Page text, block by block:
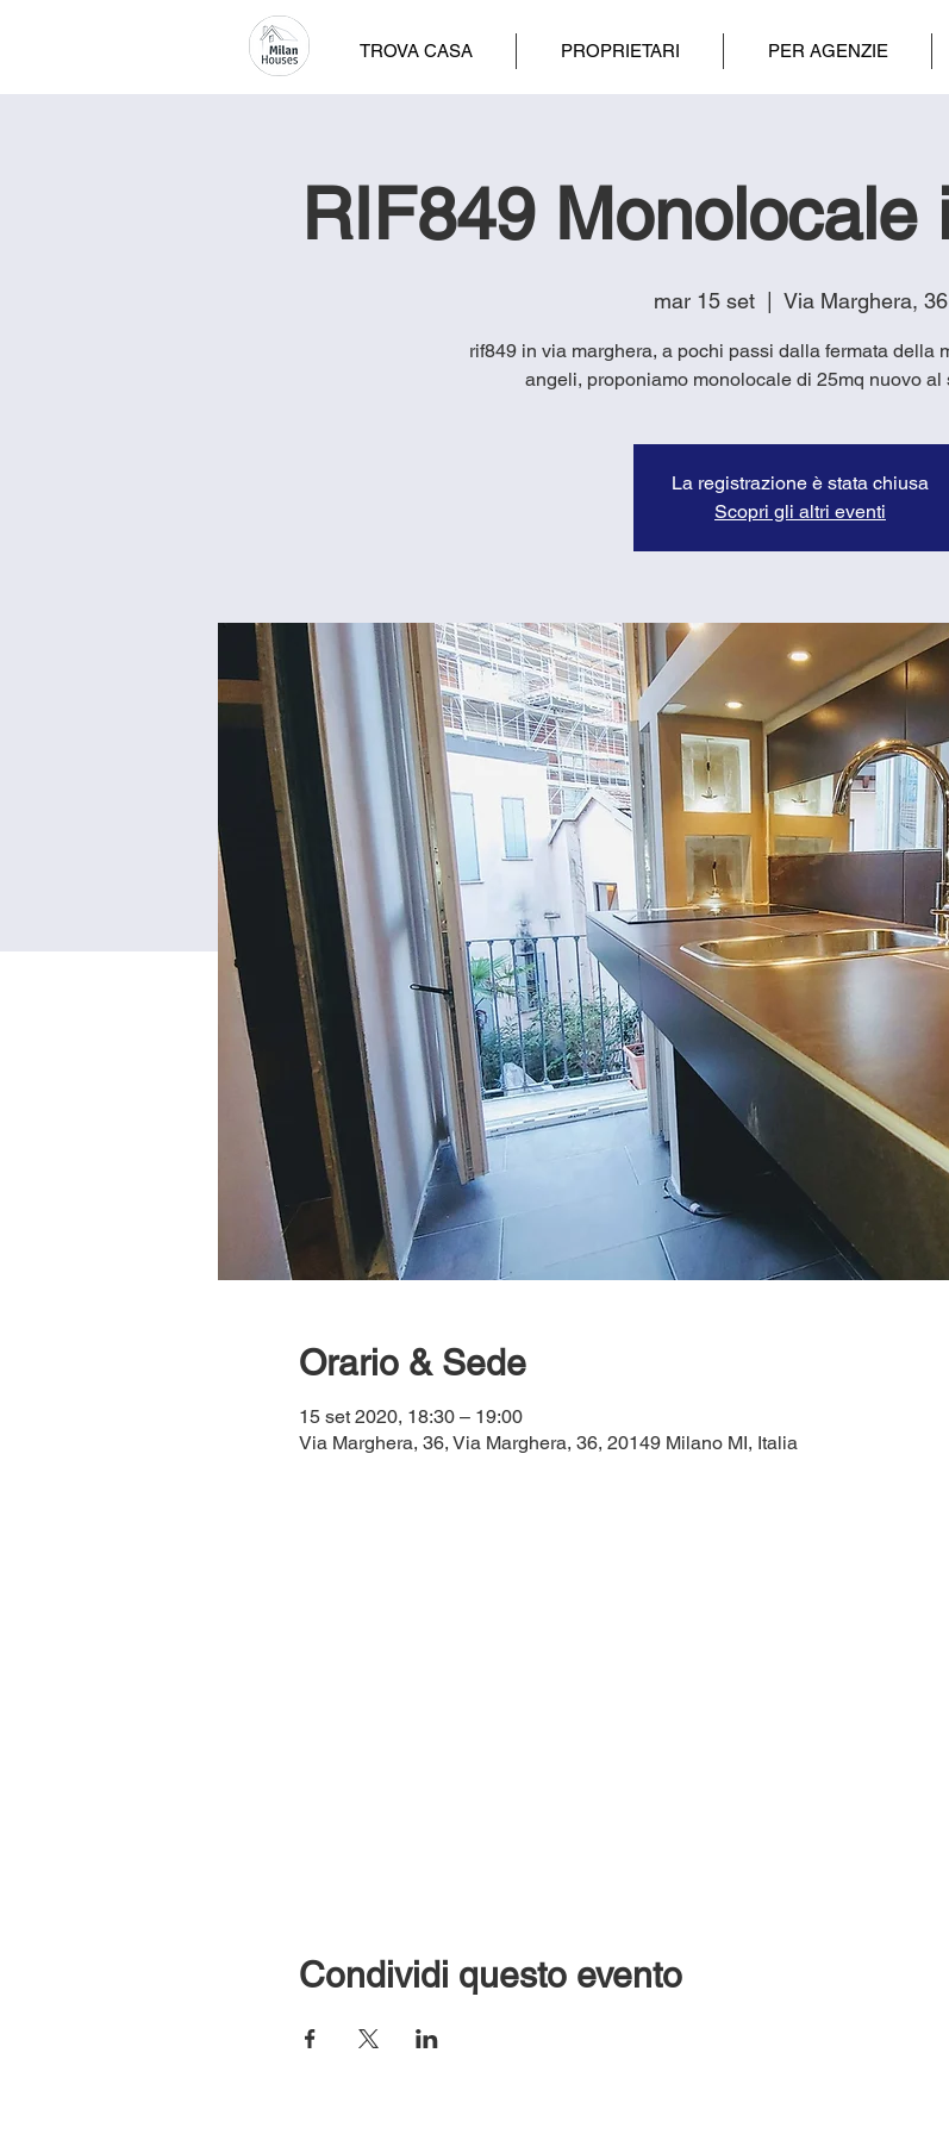
TROVA CASA PROPRIETARI PER AGENZIE
RIF849 Monolocale
mar 15 set
  |
Via Marghera, 36
rif849 in via marghera, a pochi passi dalla fermata della
angeli, proponiamo monolocale di 25mq nuovo al
La registrazione è stata chiusa
Scopri gli altri eventi
Orario & Sede
15 set 2020, 18:30 – 19:00
Via Marghera, 36, Via Marghera, 36, 20149 Milano MI, Italia
Condividi questo evento